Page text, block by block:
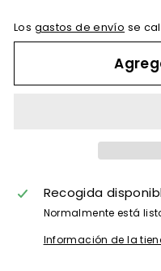
Los gastos de envío se
Recogida
Normalmente está
Información de la